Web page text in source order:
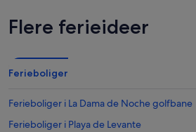
Flere ferieideer
Ferieboliger
Ferieboliger i La Dama de Noche golfbane
Ferieboliger i Playa de Levante